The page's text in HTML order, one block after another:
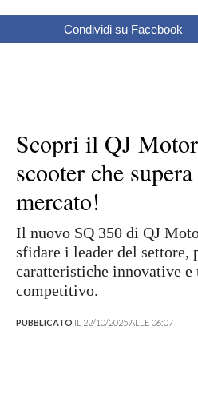
Condividi su Facebook
Scopri il QJ
scooter che
mercato!
Il nuovo SQ 350 di QJ
sfidare i leader del settore,
caratteristiche innovative e
competitivo.
PUBBLICATO IL 22/10/2025 ALLE 06:07